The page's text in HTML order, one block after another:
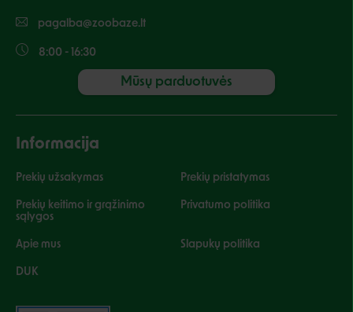
pagalba@zoobaze.lt
8:00 - 16:30
Mūsų parduotuvės
Informacija
Prekių užsakymas Prekių pristatymas
Prekių keitimo ir grąžinimo
sąlygos
Privatumo politika
Apie mus Slapukų politika
DUK